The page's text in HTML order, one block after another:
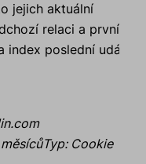
jejich aktuální
relaci a první
index poslední události
Typ: Cookie